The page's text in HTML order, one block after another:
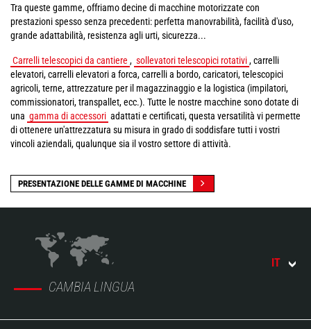
Tra queste gamme, offriamo decine di macchine motorizzate con
prestazioni spesso senza precedenti: perfetta manovrabilità, facilità d'uso,
grande adattabilità, resistenza agli urti, sicurezza...
Carrelli telescopici da cantiere , sollevatori telescopici rotativi, carrelli
elevatori, carrelli elevatori a forca, carrelli a bordo, caricatori, telescopici
agricoli, terne, attrezzature per il magazzinaggio e la logistica (impilatori,
commissionatori, transpallet, ecc.). Tutte le nostre macchine sono dotate di
una gamma di accessori adattati e certificati, questa versatilità vi permette
di ottenere un'attrezzatura su misura in grado di soddisfare tutti i vostri
vincoli aziendali, qualunque sia il vostro settore di attività.
PRESENTAZIONE DELLE GAMME DI MACCHINE
CAMBIA LINGUA
IT